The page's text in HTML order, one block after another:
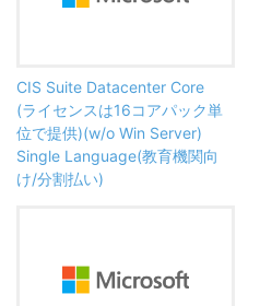
CIS Suite Datacenter Core
(ライセンスは16コアパック単
位で提供)(w/o Win Server)
Single Language(教育機関向
け/分割払い)